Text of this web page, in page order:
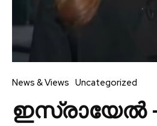
News & Views Uncategorized
ഇസ്രായേൽ